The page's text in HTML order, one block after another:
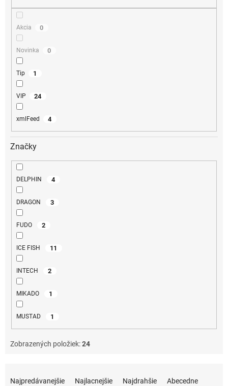
Akcia 0
Novinka 0
Tip 1
VIP 24
xmlFeed 4
Značky
DELPHIN 4
DRAGON 3
FUDO 2
ICE FISH 11
INTECH 2
MIKADO 1
MUSTAD 1
Zobrazených položiek:24
Najpredávanejšie Najlacnejšie Najdrahšie Abecedne